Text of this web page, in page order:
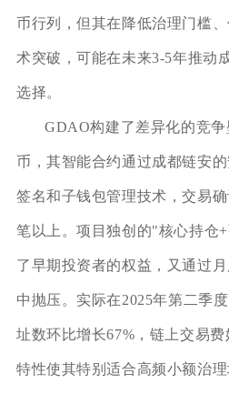
币行列，但其在降低治理门槛
术突破，可能在未来3-5年推动
选择。
GDAO构建了差异化的竞
币，其智能合约通过成都链安
签名和子钱包管理技术，交易
笔以上。项目独创的"核心持仓
了早期投资者的权益，又通过
中抛压。实际在2025年第二季
址数环比增长67%，链上交易
特性使其特别适合高频小额治